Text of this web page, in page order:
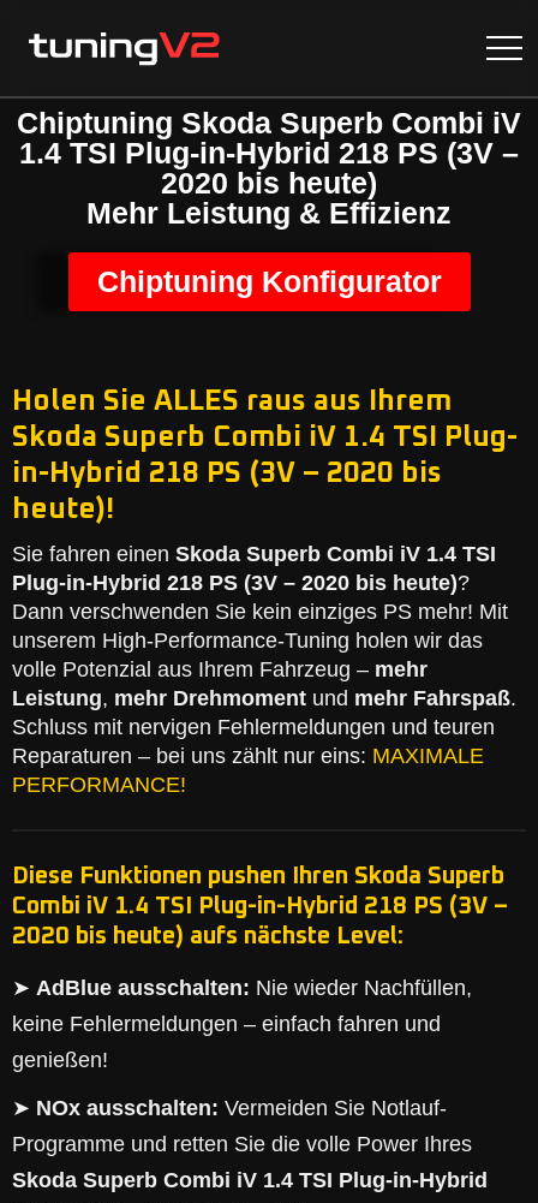
Chiptuning Skoda Superb Combi iV
1.4 TSI Plug-in-Hybrid 218 PS (3V –
2020 bis heute)
Mehr Leistung & Effizienz
Chiptuning Konfigurator
Holen Sie ALLES raus aus Ihrem
Skoda Superb Combi iV 1.4 TSI Plug-
in-Hybrid 218 PS (3V – 2020 bis
heute)!
Sie fahren einen Skoda Superb Combi iV 1.4 TSI
Plug-in-Hybrid 218 PS (3V – 2020 bis heute)?
Dann verschwenden Sie kein einziges PS mehr! Mit
unserem High-Performance-Tuning holen wir das
volle Potenzial aus Ihrem Fahrzeug – mehr
Leistung, mehr Drehmoment und mehr Fahrspaß.
Schluss mit nervigen Fehlermeldungen und teuren
Reparaturen – bei uns zählt nur eins: MAXIMALE
PERFORMANCE!
Diese Funktionen pushen Ihren Skoda Superb
Combi iV 1.4 TSI Plug-in-Hybrid 218 PS (3V –
2020 bis heute) aufs nächste Level:
➤ AdBlue ausschalten: Nie wieder Nachfüllen,
keine Fehlermeldungen – einfach fahren und
genießen!
➤ NOx ausschalten: Vermeiden Sie Notlauf-
Programme und retten Sie die volle Power Ihres
Skoda Superb Combi iV 1.4 TSI Plug-in-Hybrid